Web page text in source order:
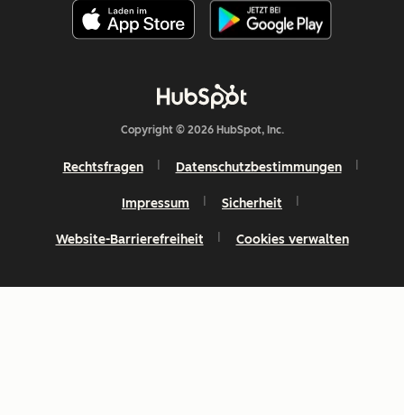
Copyright © 2026 HubSpot, Inc.
Rechtsfragen Datenschutzbestimmungen
Impressum Sicherheit
Website-Barrierefreiheit Cookies verwalten